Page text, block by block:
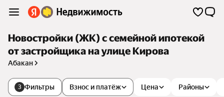
Новостройки (ЖК) с семейной ипотекой
от застройщика на улице Кирова
Абакан
3 Фильтры Цена
Взнос и платёж Районы